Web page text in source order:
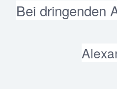
Bei dringenden